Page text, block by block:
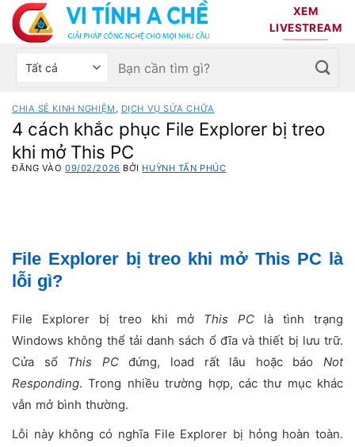
Bỏ
qua
nội
dung
XEM
LIVESTREAM
Chọn
sản
phẩm
Tìm
kiếm:
CHIA SẺ KINH NGHIỆM DỊCH VỤ SỬA CHỮA
4 cách khắc phục File Explorer bị treo
khi mở This PC
ĐĂNG VÀO09/02/2026 BỞI HUỲNH TẤN PHÚC
File Explorer bị treo khi mở This PC là
lỗi gì?
File Explorer bị treo khi mở This PC là tình trạng
Windows không thể tải danh sách ổ đĩa và thiết bị lưu trữ.
Cửa sổ This PCđứng, load rất lâu hoặc báoNot
Responding. Trong nhiều trường hợp, các thư mục khác
vẫn mở bình thường.
Lỗi này không có nghĩa File Explorer bị hỏng hoàn toàn.